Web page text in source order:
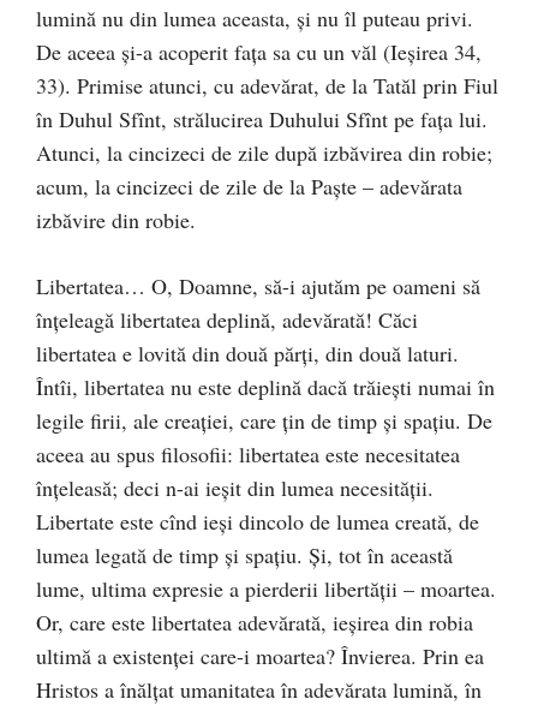
lumină nu din lumea aceasta, şi nu îl puteau privi.
De aceea şi-a acoperit faţa sa cu un văl (Ieşirea 34,
33). Primise atunci, cu adevărat, de la Tatăl prin Fiul
în Duhul Sfînt, strălucirea Duhului Sfînt pe faţa lui.
Atunci, la cincizeci de zile după izbăvirea din robie;
acum, la cincizeci de zile de la Paşte – adevărata
izbăvire din robie.
Libertatea… O, Doamne, să-i ajutăm pe oameni să
înţeleagă libertatea deplină, adevărată! Căci
libertatea e lovită din două părţi, din două laturi.
Întîi, libertatea nu este deplină dacă trăieşti numai în
legile firii, ale creaţiei, care ţin de timp şi spaţiu. De
aceea au spus filosofii: libertatea este necesitatea
înţeleasă; deci n-ai ieşit din lumea necesităţii.
Libertate este cînd ieşi dincolo de lumea creată, de
lumea legată de timp şi spaţiu. Şi, tot în această
lume, ultima expresie a pierderii libertăţii – moartea.
Or, care este libertatea adevărată, ieşirea din robia
ultimă a existenţei care-i moartea? Învierea. Prin ea
Hristos a înălţat umanitatea în adevărata lumină, în